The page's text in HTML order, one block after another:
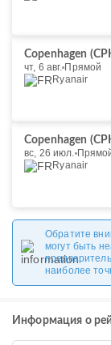
Copenhagen
чт, 6 авг. Прямой
Ryanair
Copenhagen
вс, 26 июл.
Ryanair
Обратите
могут быть
наиболее
Информация о